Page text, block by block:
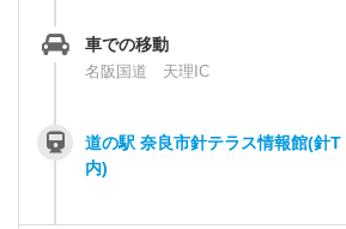
車での移動
名阪国道 天理IC
道の駅 奈良市針テラス情報館(針T
内)